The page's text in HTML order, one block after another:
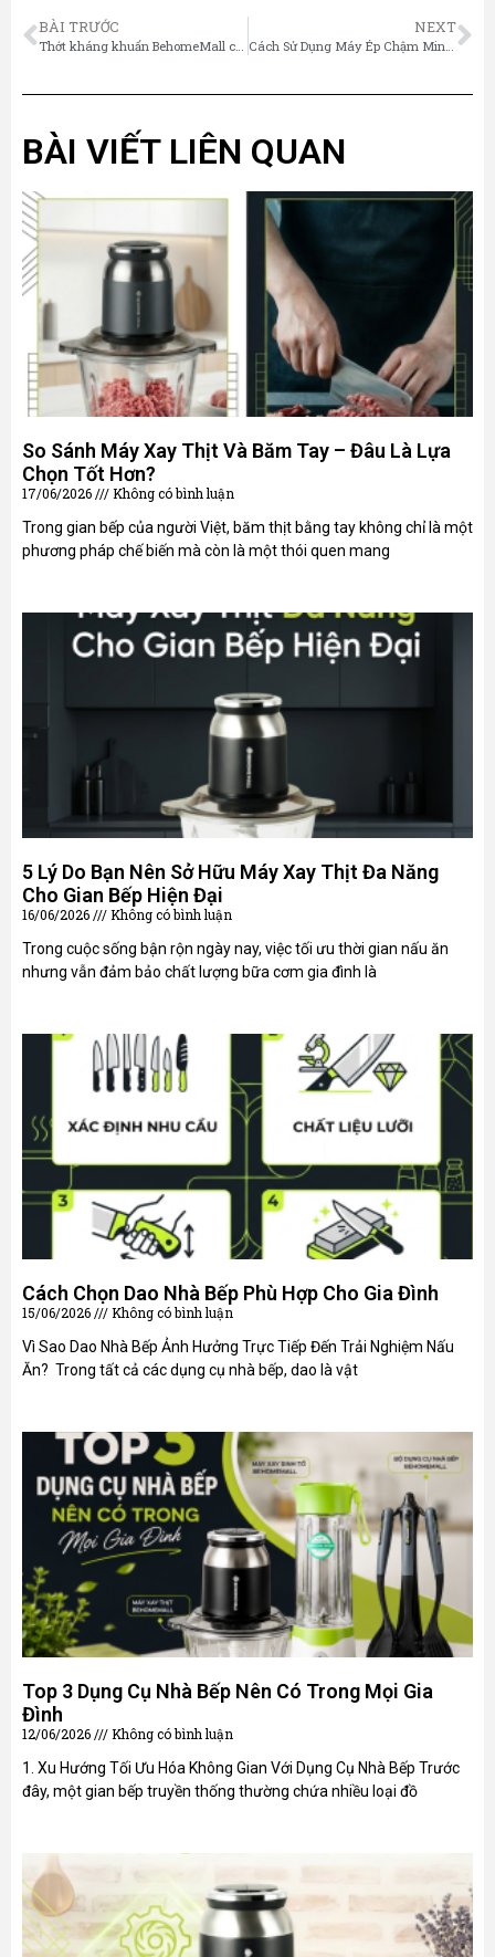
BÀI TRƯỚC
Thớt kháng khuẩn BehomeMall cao cấp kháng khuẩn giá tốt
NEXT
Cách Sử Dụng Máy Ép Chậm Mini BehomeMall Chỉ Với 4 Bước Đơn Giản
BÀI VIẾT LIÊN QUAN
So Sánh Máy Xay Thịt Và Băm Tay – Đâu Là Lựa
Chọn Tốt Hơn?
17/06/2026
Không có bình luận
Trong gian bếp của người Việt, băm thịt bằng tay không chỉ là một
phương pháp chế biến mà còn là một thói quen mang
5 Lý Do Bạn Nên Sở Hữu Máy Xay Thịt Đa Năng
Cho Gian Bếp Hiện Đại
16/06/2026
Không có bình luận
Trong cuộc sống bận rộn ngày nay, việc tối ưu thời gian nấu ăn
nhưng vẫn đảm bảo chất lượng bữa cơm gia đình là
Cách Chọn Dao Nhà Bếp Phù Hợp Cho Gia Đình
15/06/2026
Không có bình luận
Vì Sao Dao Nhà Bếp Ảnh Hưởng Trực Tiếp Đến Trải Nghiệm Nấu
Ăn? Trong tất cả các dụng cụ nhà bếp, dao là vật
Top 3 Dụng Cụ Nhà Bếp Nên Có Trong Mọi Gia
Đình
12/06/2026
Không có bình luận
1. Xu Hướng Tối Ưu Hóa Không Gian Với Dụng Cụ Nhà Bếp Trước
đây, một gian bếp truyền thống thường chứa nhiều loại đồ